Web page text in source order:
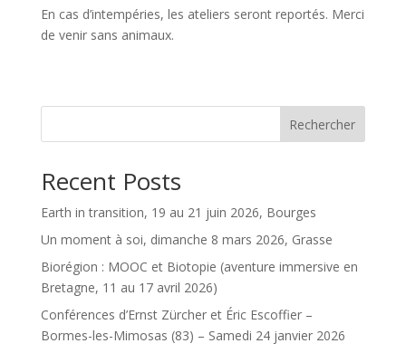
En cas d’intempéries, les ateliers seront reportés. Merci
de venir sans animaux.
Rechercher
Recent Posts
Earth in transition, 19 au 21 juin 2026, Bourges
Un moment à soi, dimanche 8 mars 2026, Grasse
Biorégion : MOOC et Biotopie (aventure immersive en
Bretagne, 11 au 17 avril 2026)
Conférences d’Ernst Zürcher et Éric Escoffier –
Bormes-les-Mimosas (83) – Samedi 24 janvier 2026